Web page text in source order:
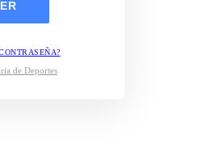
de Deportes